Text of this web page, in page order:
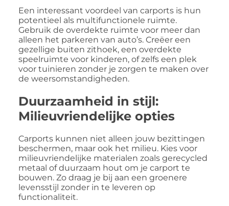
Een interessant voordeel van carports is hun
potentieel als multifunctionele ruimte.
Gebruik de overdekte ruimte voor meer dan
alleen het parkeren van auto’s. Creëer een
gezellige buiten zithoek, een overdekte
speelruimte voor kinderen, of zelfs een plek
voor tuinieren zonder je zorgen te maken over
de weersomstandigheden.
Duurzaamheid in stijl:
Milieuvriendelijke opties
Carports kunnen niet alleen jouw bezittingen
beschermen, maar ook het milieu. Kies voor
milieuvriendelijke materialen zoals gerecycled
metaal of duurzaam hout om je carport te
bouwen. Zo draag je bij aan een groenere
levensstijl zonder in te leveren op
functionaliteit.